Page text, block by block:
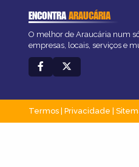
ENCONTRAARAUCÁRIA
O melhor de Araucária num
empresas, locais, serviços e
Termos Privacidade